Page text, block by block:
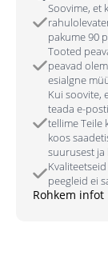
Soovime, et
pakume 90
Tooted
peavad
esialgne
Kui soovite,
teada e-
tellime Teile
koos
suurusest ja
peegleid ei
Rohkem infot